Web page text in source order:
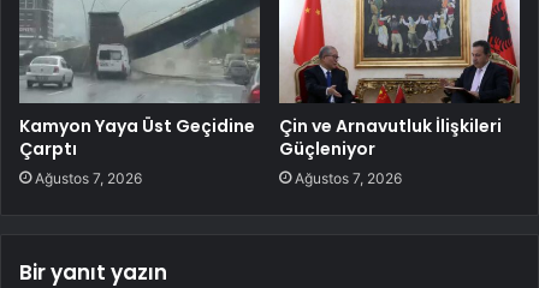
Kamyon Yaya Üst Geçidine
Çarptı
Ağustos 7, 2026
Çin ve Arnavutluk İlişkileri
Güçleniyor
Ağustos 7, 2026
Bir yanıt yazın